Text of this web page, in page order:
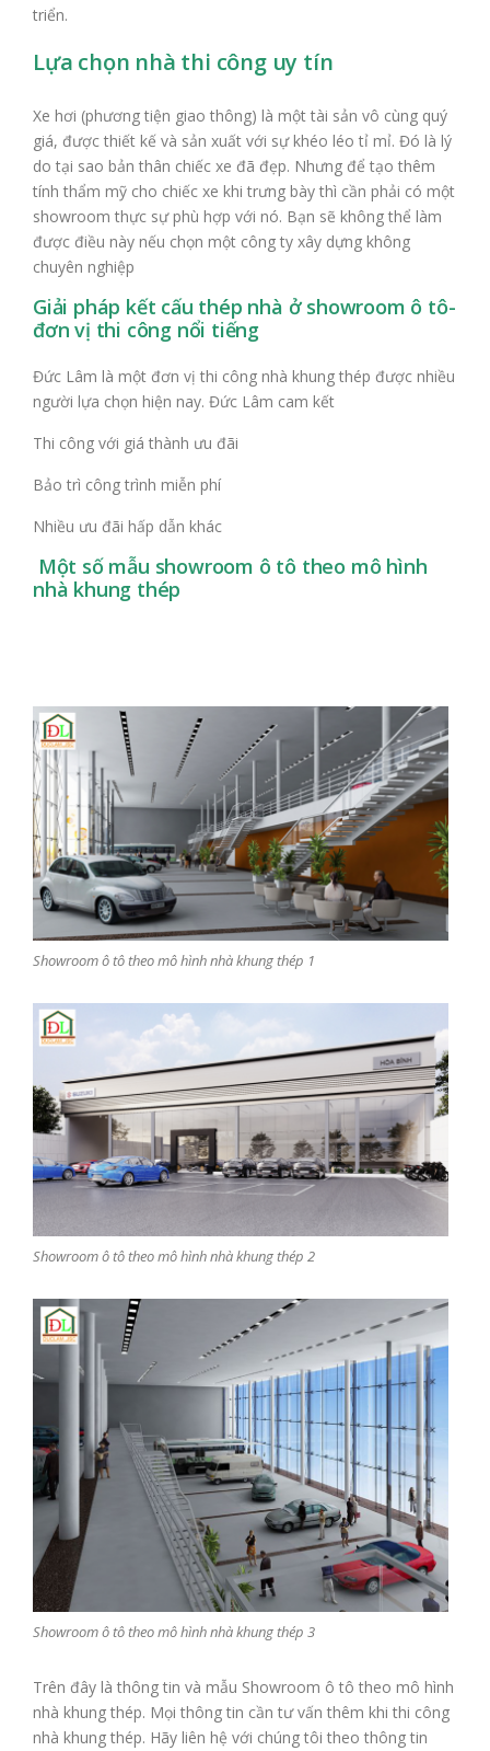
triển.
Lựa chọn nhà thi công uy tín
Xe hơi (phương tiện giao thông) là một tài sản vô cùng quý
giá, được thiết kế và sản xuất với sự khéo léo tỉ mỉ. Đó là lý
do tại sao bản thân chiếc xe đã đẹp. Nhưng để tạo thêm
tính thẩm mỹ cho chiếc xe khi trưng bày thì cần phải có một
showroom thực sự phù hợp với nó. Bạn sẽ không thể làm
được điều này nếu chọn một công ty xây dựng không
chuyên nghiệp
Giải pháp kết cấu thép nhà ở showroom ô tô-
đơn vị thi công nổi tiếng
Đức Lâm là một đơn vị thi công nhà khung thép được nhiều
người lựa chọn hiện nay. Đức Lâm cam kết
Thi công với giá thành ưu đãi
Bảo trì công trình miễn phí
Nhiều ưu đãi hấp dẫn khác
Một số mẫu showroom ô tô theo mô hình
nhà khung thép
Showroom ô tô theo mô hình nhà khung thép 1
Showroom ô tô theo mô hình nhà khung thép 2
Showroom ô tô theo mô hình nhà khung thép 3
Trên đây là thông tin và mẫu Showroom ô tô theo mô hình
nhà khung thép. Mọi thông tin cần tư vấn thêm khi thi công
nhà khung thép. Hãy liên hệ với chúng tôi theo thông tin